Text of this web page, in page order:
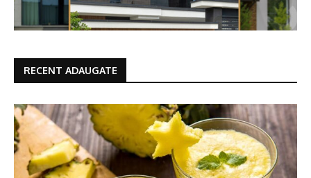
RECENT ADAUGATE